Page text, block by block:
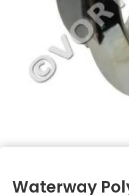
Waterway